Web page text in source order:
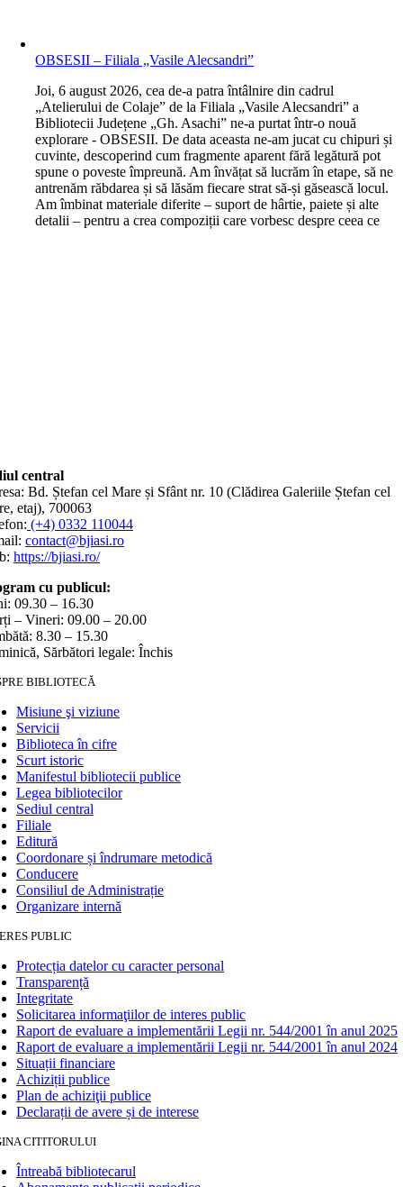
OBSESII – Filiala „Vasile Alecsandri”
Joi, 6 august 2026, cea de-a patra întâlnire din cadrul
„Atelierului de Colaje” de la Filiala „Vasile Alecsandri” a
Bibliotecii Județene „Gh. Asachi” ne-a purtat într-o nouă
explorare - OBSESII. De data aceasta ne-am jucat cu chipuri și
cuvinte, descoperind cum fragmente aparent fără legătură pot
spune o poveste împreună. Am învățat să lucrăm în etape, să ne
antrenăm răbdarea și să lăsăm fiecare strat să-și găsească locul.
Am îmbinat materiale diferite – suport de hârtie, paiete și alte
detalii – pentru a crea compoziții care vorbesc despre ceea ce
central
Bd. Ștefan cel Mare și Sfânt nr. 10 (Clădirea Galeriile Ștefan cel
etaj), 700063
(+4) 0332 110044
contact@bjiasi.ro
https://bjiasi.ro/
cu publicul:
09.30 – 16.30
– Vineri: 09.00 – 20.00
8.30 – 15.30
Sărbători legale: Închis
BIBLIOTECĂ
Misiune şi viziune
Servicii
Biblioteca în cifre
Scurt istoric
Manifestul bibliotecii publice
Legea bibliotecilor
Sediul central
Filiale
Editură
Coordonare și îndrumare metodică
Conducere
Consiliul de Administrație
Organizare internă
PUBLIC
Protecția datelor cu caracter personal
Transparență
Integritate
Solicitarea informaţiilor de interes public
Raport de evaluare a implementării Legii nr. 544/2001 în anul 2025
Raport de evaluare a implementării Legii nr. 544/2001 în anul 2024
Situații financiare
Achiziții publice
Plan de achiziţii publice
Declarații de avere și de interese
CITITORULUI
Întreabă bibliotecarul